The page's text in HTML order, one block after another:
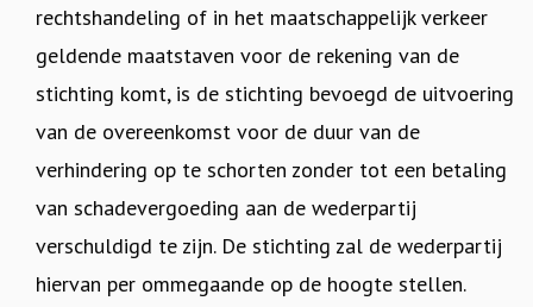
rechtshandeling of in het maatschappelijk verkeer
geldende maatstaven voor de rekening van de
stichting komt, is de stichting bevoegd de uitvoering
van de overeenkomst voor de duur van de
verhindering op te schorten zonder tot een betaling
van schadevergoeding aan de wederpartij
verschuldigd te zijn. De stichting zal de wederpartij
hiervan per ommegaande op de hoogte stellen.